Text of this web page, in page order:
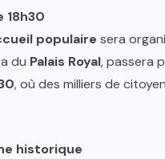
18h30
populaire sera
du Palais Royal, passera
, où des milliers de
historique